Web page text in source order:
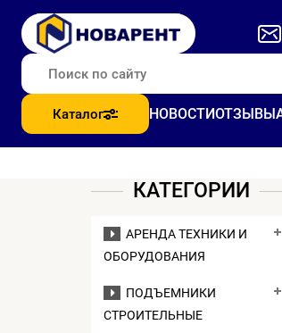
Каталог НОВОСТИОТЗЫВЫ
КАТЕГОРИИ
АРЕНДА ТЕХНИКИ И
ОБОРУДОВАНИЯ
ПОДЪЕМНИКИ
СТРОИТЕЛЬНЫЕ